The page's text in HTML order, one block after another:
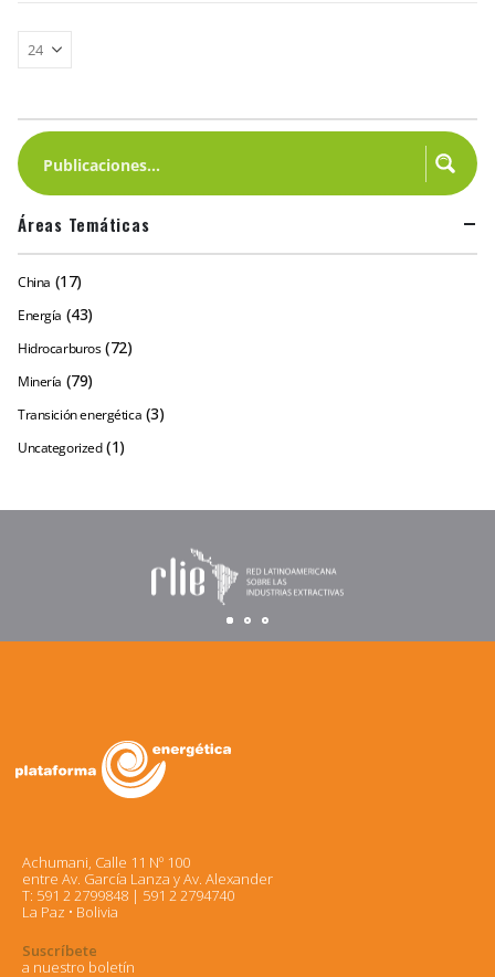
Áreas Temáticas
China (17)
Energía (43)
Hidrocarburos (72)
Minería (79)
Transición energética (3)
Uncategorized (1)
Achumani, Calle 11 Nº 100
entre Av. García Lanza y Av. Alexander
T: 591 2 2799848 | 591 2 2794740
La Paz • Bolivia
Suscríbete
a nuestro boletín